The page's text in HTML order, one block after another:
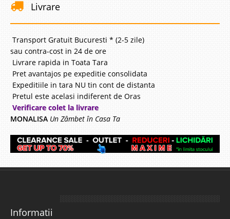
Livrare
Transport Gratuit Bucuresti * (2-5 zile)
sau contra-cost in 24 de ore
Livrare rapida in Toata Tara
Pret avantajos pe expeditie consolidata
Expeditiile in tara NU tin cont de distanta
Pretul este acelasi indiferent de Oras
Verificare colet la livrare
MONALISA Un Zâmbet în Casa Ta
Informatii